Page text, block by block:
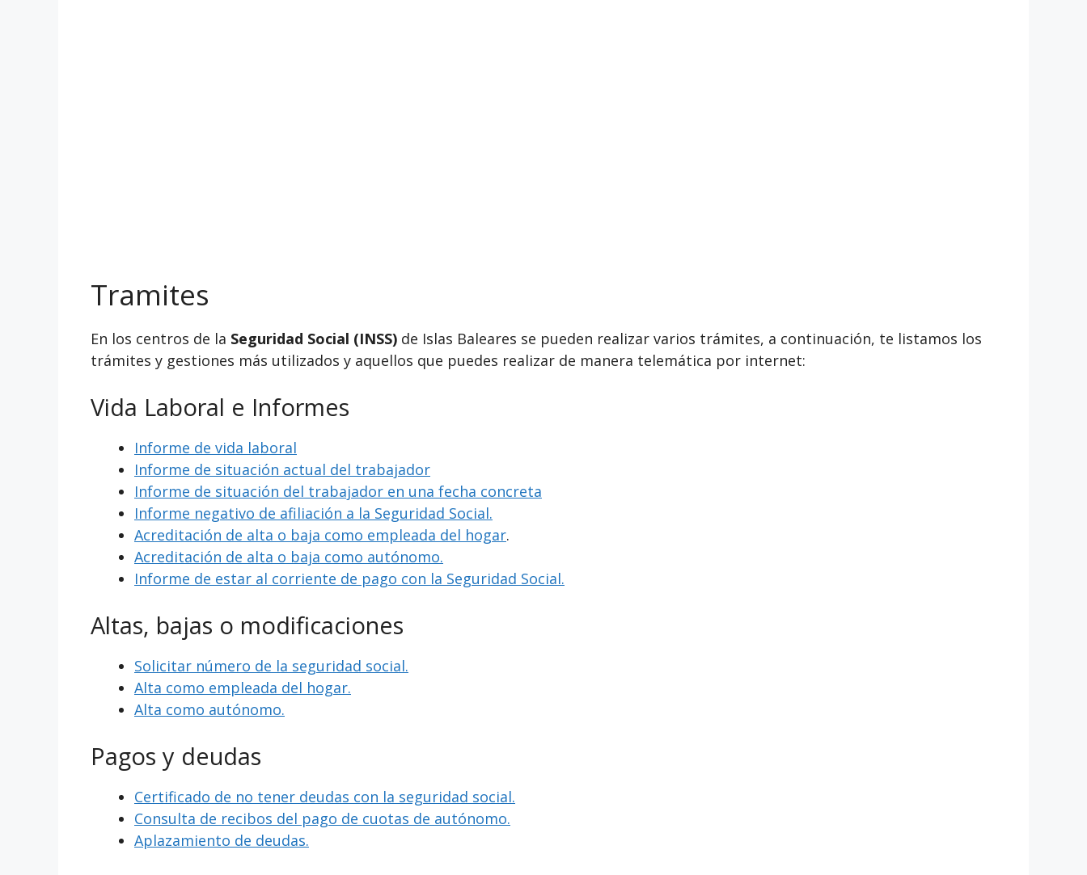
Tramites
En los centros de la Seguridad Social (INSS) de Islas Baleares se pueden realizar varios trámites, a continuación, te listamos los
trámites y gestiones más utilizados y aquellos que puedes realizar de manera telemática por internet:
Vida Laboral e Informes
Informe de vida laboral
Informe de situación actual del trabajador
Informe de situación del trabajador en una fecha concreta
Informe negativo de afiliación a la Seguridad Social.
Acreditación de alta o baja como empleada del hogar.
Acreditación de alta o baja como autónomo.
Informe de estar al corriente de pago con la Seguridad Social.
Altas, bajas o modificaciones
Solicitar número de la seguridad social.
Alta como empleada del hogar.
Alta como autónomo.
Pagos y deudas
Certificado de no tener deudas con la seguridad social.
Consulta de recibos del pago de cuotas de autónomo.
Aplazamiento de deudas.